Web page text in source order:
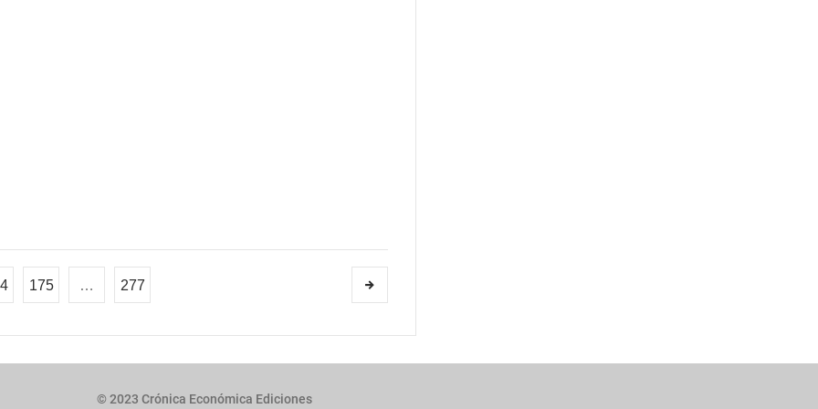
175 … 277
© 2023 Crónica Económica Ediciones